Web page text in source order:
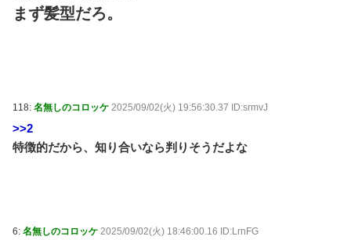
まず髪型だろ。
118: 名無しのコロッケ 2025/09/02(火) 19:56:30.37 ID:srmvJ
>>2
特徴的だから、知り合いなら判りそうだよな
6: 名無しのコロッケ 2025/09/02(火) 18:46:00.16 ID:LrnFG